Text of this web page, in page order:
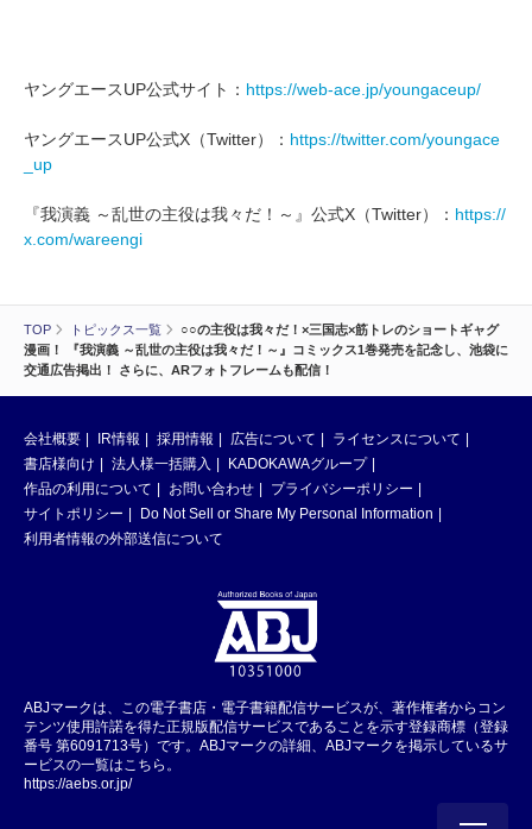
TOP トピックス一覧
○○の主役は我々だ！×三国志×筋トレのショートギャグ
漫画！ 『我演義 ～乱世の主役は我々だ！～』コミックス1巻発売を記念し、池袋に
交通広告掲出！ さらに、ARフォトフレームも配信！
ヤングエースUP公式サイト： https://web-ace.jp/youngaceup/
ヤングエースUP公式X（Twitter）： https://twitter.com/youngace
_up
『我演義 ～乱世の主役は我々だ！～』公式X（Twitter）： https://
x.com/wareengi
会社概要 IR情報 採用情報 広告について
ライセンスについて
書店様向け
法人様一括購入
KADOKAWAグループ
作品の利用について
お問い合わせ
プライバシーポリシー
サイトポリシー
Do Not Sell or Share My Personal Information
利用者情報の外部送信について
ABJマークは、この電子書店・電子書籍配信サービスが、著作権者からコン
テンツ使用許諾を得た正規版配信サービスであることを示す登録商標（登録
番号 第6091713号）です。ABJマークの詳細、ABJマークを掲示しているサ
ービスの一覧はこちら。
https://aebs.or.jp/